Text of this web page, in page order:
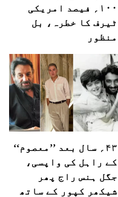
۱۰۰؍ فیصد امریکی
ٹیرف کا خطرہ، بل
منظور
۴۳؍ سال بعد ’’معصوم‘‘
کے راہل کی واپسی،
جگل ہنس راج پھر
شیکھر کپور کے ساتھ